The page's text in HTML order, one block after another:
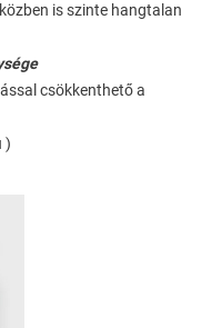
is szinte hangtalan
csökkenthető a
)